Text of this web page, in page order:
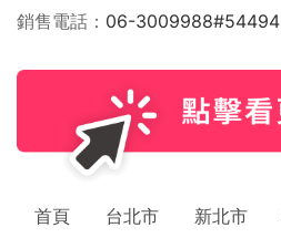
銷售電話
06-3009988#54494
首頁 台北市 新北市